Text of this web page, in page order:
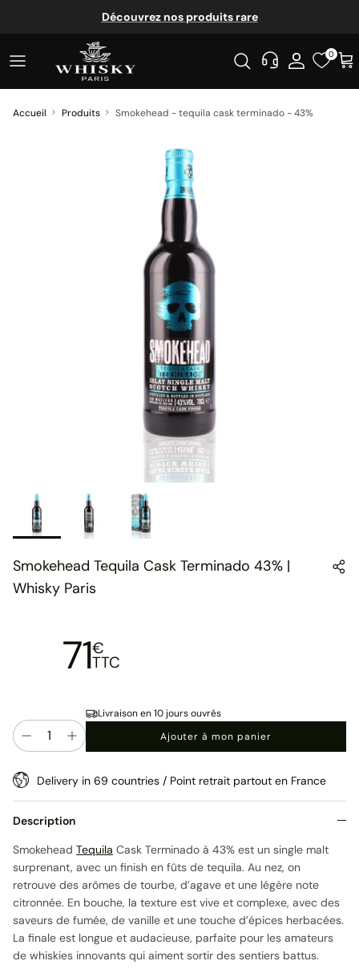
Découvrez nos produits rare
0
Accueil Produits Smokehead - tequila cask terminado - 43%
Smokehead Tequila Cask Terminado 43% |
Whisky Paris
71€
TTC
Quantité
Livraison en 10 jours ouvrés
Ajouter à mon panier
Delivery in 69 countries / Point retrait partout en France
Description
Smokehead Tequila Cask Terminado à 43% est un single malt
surprenant, avec un finish en fûts de tequila. Au nez, on
retrouve des arômes de tourbe, d’agave et une légère note
citronnée. En bouche, la texture est vive et complexe, avec des
saveurs de fumée, de vanille et une touche d’épices herbacées.
La finale est longue et audacieuse, parfaite pour les amateurs
de whiskies innovants qui aiment sortir des sentiers battus.